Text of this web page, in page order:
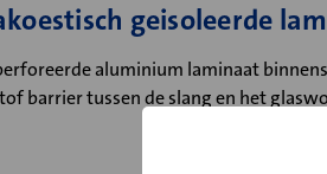
geisoleerde
aluminium laminaat
barrier tussen de slang en het